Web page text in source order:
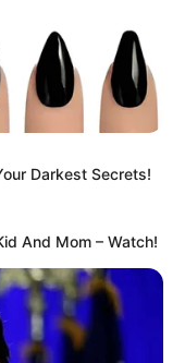
Darkest Secrets!
And Mom – Watch!